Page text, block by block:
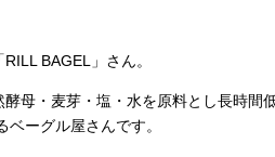
BAGEL」さん。
母・麦芽・塩・水を原料とし長時間
ベーグル屋さんです。